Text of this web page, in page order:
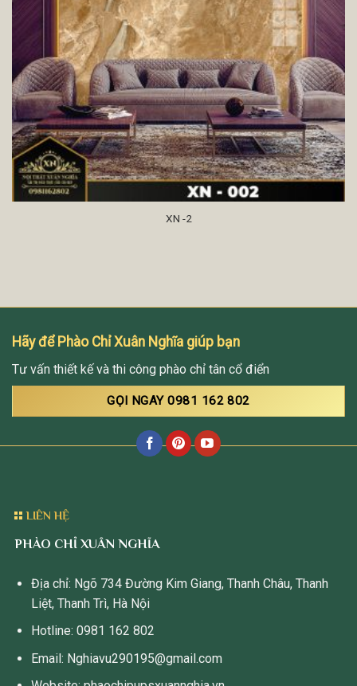
XN -2
Hãy để Phào Chỉ Xuân Nghĩa giúp bạn
Tư vấn thiết kế và thi công phào chỉ tân cổ điển
GỌI NGAY 0981 162 802
LIÊN HỆ
PHÀO CHỈ XUÂN NGHĨA
Địa chỉ: Ngõ 734 Đường Kim Giang, Thanh Châu, Thanh
Liệt, Thanh Trì, Hà Nội
Hotline: 0981 162 802
Email: Nghiavu290195@gmail.com